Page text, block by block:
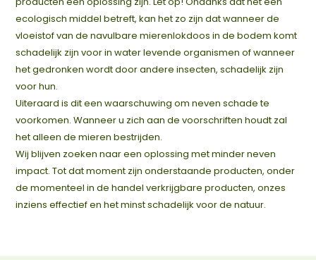
ecologisch middel betreft, kan het zo zijn dat wanneer de
vloeistof van de navulbare mierenlokdoos in de bodem komt
schadelijk zijn voor in water levende organismen of wanneer
het gedronken wordt door andere insecten, schadelijk zijn
voor hun.
Uiteraard is dit een waarschuwing om neven schade te
voorkomen. Wanneer u zich aan de voorschriften houdt zal
het alleen de mieren bestrijden.
Wij blijven zoeken naar een oplossing met minder neven
impact. Tot dat moment zijn onderstaande producten, onder
de momenteel in de handel verkrijgbare producten, onzes
inziens effectief en het minst schadelijk voor de natuur.